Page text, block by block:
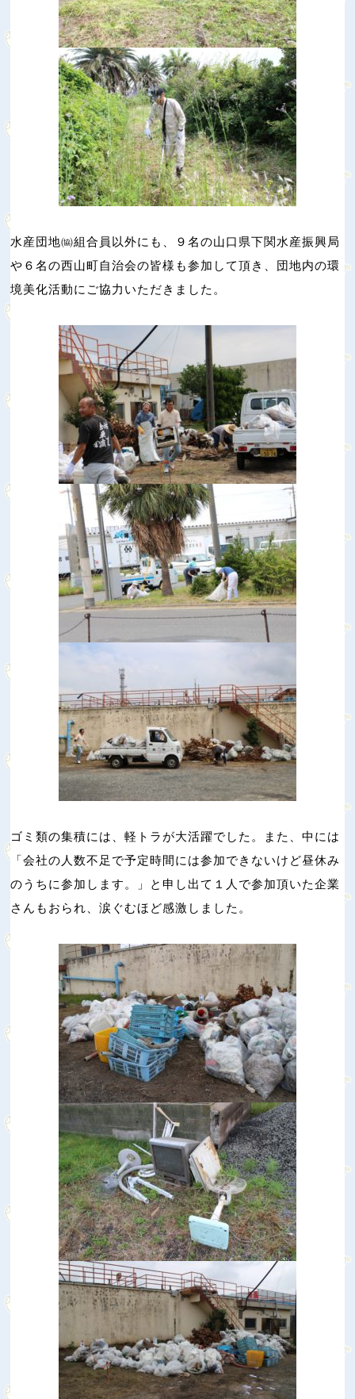
水産団地㈿組合員以外にも、９名の山口県下関水産振興局
や６名の西山町自治会の皆様も参加して頂き、団地内の環
境美化活動にご協力いただきました。
ゴミ類の集積には、軽トラが大活躍でした。また、中には
「会社の人数不足で予定時間には参加できないけど昼休み
のうちに参加します。」と申し出て１人で参加頂いた企業
さんもおられ、涙ぐむほど感激しました。